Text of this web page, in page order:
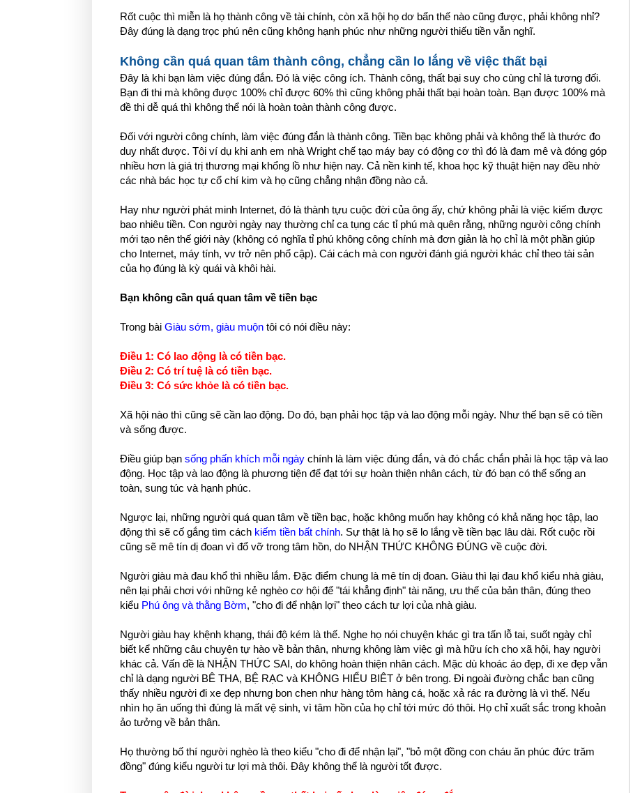
Rốt cuộc thì miễn là họ thành công về tài chính, còn xã hội họ dơ bẩn thế nào cũng được, phải không nhỉ?
Đây đúng là dạng trọc phú nên cũng không hạnh phúc như những người thiếu tiền vẫn nghĩ.
Không cần quá quan tâm thành công, chẳng cần lo lắng về việc thất bại
Đây là khi bạn làm việc đúng đắn. Đó là việc công ích. Thành công, thất bại suy cho cùng chỉ là tương đối.
Bạn đi thi mà không được 100% chỉ được 60% thì cũng không phải thất bại hoàn toàn. Bạn được 100% mà
đề thi dễ quá thì không thể nói là hoàn toàn thành công được.
Đối với người công chính, làm việc đúng đắn là thành công. Tiền bạc không phải và không thể là thước đo
duy nhất được. Tôi ví dụ khi anh em nhà Wright chế tạo máy bay có động cơ thì đó là đam mê và đóng góp
nhiều hơn là giá trị thương mại khổng lồ như hiện nay. Cả nền kinh tế, khoa học kỹ thuật hiện nay đều nhờ
các nhà bác học tự cổ chí kim và họ cũng chẳng nhận đồng nào cả.
Hay như người phát minh Internet, đó là thành tựu cuộc đời của ông ấy, chứ không phải là việc kiếm được
bao nhiêu tiền. Con người ngày nay thường chỉ ca tụng các tỉ phú mà quên rằng, những người công chính
mới tạo nên thế giới này (không có nghĩa tỉ phú không công chính mà đơn giản là họ chỉ là một phần giúp
cho Internet, máy tính, vv trở nên phổ cập). Cái cách mà con người đánh giá người khác chỉ theo tài sản
của họ đúng là kỳ quái và khôi hài.
Bạn không cần quá quan tâm về tiền bạc
Trong bài Giàu sớm, giàu muộn tôi có nói điều này:
Điều 1: Có lao động là có tiền bạc.
Điều 2: Có trí tuệ là có tiền bạc.
Điều 3: Có sức khỏe là có tiền bạc.
Xã hội nào thì cũng sẽ cần lao động. Do đó, bạn phải học tập và lao động mỗi ngày. Như thế bạn sẽ có tiền
và sống được.
Điều giúp bạn sống phấn khích mỗi ngày chính là làm việc đúng đắn, và đó chắc chắn phải là học tập và lao
động. Học tập và lao động là phương tiện để đạt tới sự hoàn thiện nhân cách, từ đó bạn có thể sống an
toàn, sung túc và hạnh phúc.
Ngược lại, những người quá quan tâm về tiền bạc, hoặc không muốn hay không có khả năng học tập, lao
động thì sẽ cố gắng tìm cách kiếm tiền bất chính. Sự thật là họ sẽ lo lắng về tiền bạc lâu dài. Rốt cuộc rồi
cũng sẽ mê tín dị đoan vì đổ vỡ trong tâm hồn, do NHẬN THỨC KHÔNG ĐÚNG về cuộc đời.
Người giàu mà đau khổ thì nhiều lắm. Đặc điểm chung là mê tín dị đoan. Giàu thì lại đau khổ kiểu nhà giàu,
nên lại phải chơi với những kẻ nghèo cơ hội để "tái khẳng định" tài năng, ưu thế của bản thân, đúng theo
kiểu Phú ông và thằng Bờm, "cho đi để nhận lợi" theo cách tư lợi của nhà giàu.
Người giàu hay khệnh khạng, thái độ kém là thế. Nghe họ nói chuyện khác gì tra tấn lỗ tai, suốt ngày chỉ
biết kể những câu chuyện tự hào về bản thân, nhưng không làm việc gì mà hữu ích cho xã hội, hay người
khác cả. Vấn đề là NHẬN THỨC SAI, do không hoàn thiện nhân cách. Mặc dù khoác áo đẹp, đi xe đẹp vẫn
chỉ là dạng người BÊ THA, BỆ RẠC và KHÔNG HIỂU BIÊT ở bên trong. Đi ngoài đường chắc bạn cũng
thấy nhiều người đi xe đẹp nhưng bon chen như hàng tôm hàng cá, hoặc xả rác ra đường là vì thế. Nếu
nhìn họ ăn uống thì đúng là mất vệ sinh, vì tâm hồn của họ chỉ tới mức đó thôi. Họ chỉ xuất sắc trong khoản
ảo tưởng về bản thân.
Họ thường bố thí người nghèo là theo kiểu "cho đi để nhận lại", "bỏ một đồng con cháu ăn phúc đức trăm
đồng" đúng kiểu người tư lợi mà thôi. Đây không thể là người tốt được.